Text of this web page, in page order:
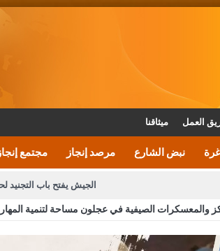
ميثاقنا العمل
مجتمع إنجاز مرصد إنجاز نبض الشارع
الجيش يفتح باب التجنيد
الأمن يتلف 16 مليون حبة كبتاجون و1480 كغم مواد مخدرة
القاضي يلتقي رؤساء تحرير الصحف اليومية ويؤكد
والمعسكرات الصيفية في عجلون مساحة لتنمية